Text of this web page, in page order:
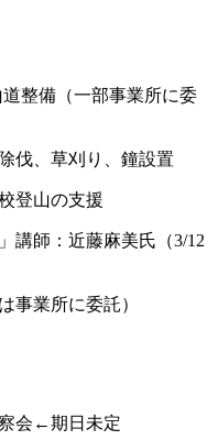
道整備（一部事業所に委
伐、草刈り、鐘設置
登山の支援
講師：近藤麻美氏（3/12
事業所に委託）
会←期日未定